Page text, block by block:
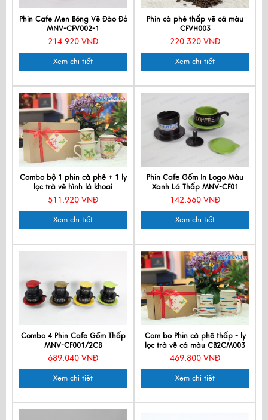
Phin Cafe Men Bóng Vẽ Đào Đỏ
MNV-CFV002-1
214.920 VNĐ
Xem chi tiết
Phin cà phê thấp vẽ cá màu
CFVH003
220.320 VNĐ
Xem chi tiết
Combo bộ 1 phin cà phê + 1 ly
lọc trà vẽ hình lá khoai
511.920 VNĐ
Xem chi tiết
Phin Cafe Gốm In Logo Màu
Xanh Lá Thấp MNV-CF01
142.560 VNĐ
Xem chi tiết
Combo 4 Phin Cafe Gốm Thấp
MNV-CF001/2CB
689.040 VNĐ
Xem chi tiết
Com bo Phin cà phê thấp - ly
lọc trà vẽ cá màu CB2CM003
469.800 VNĐ
Xem chi tiết